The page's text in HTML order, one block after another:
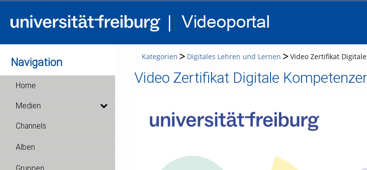
Navigation
Home
Medien
Channels
Alben
Kategorien Digitales Lehren und Lernen Video Zertifikat
Video Zertifikat Digitale